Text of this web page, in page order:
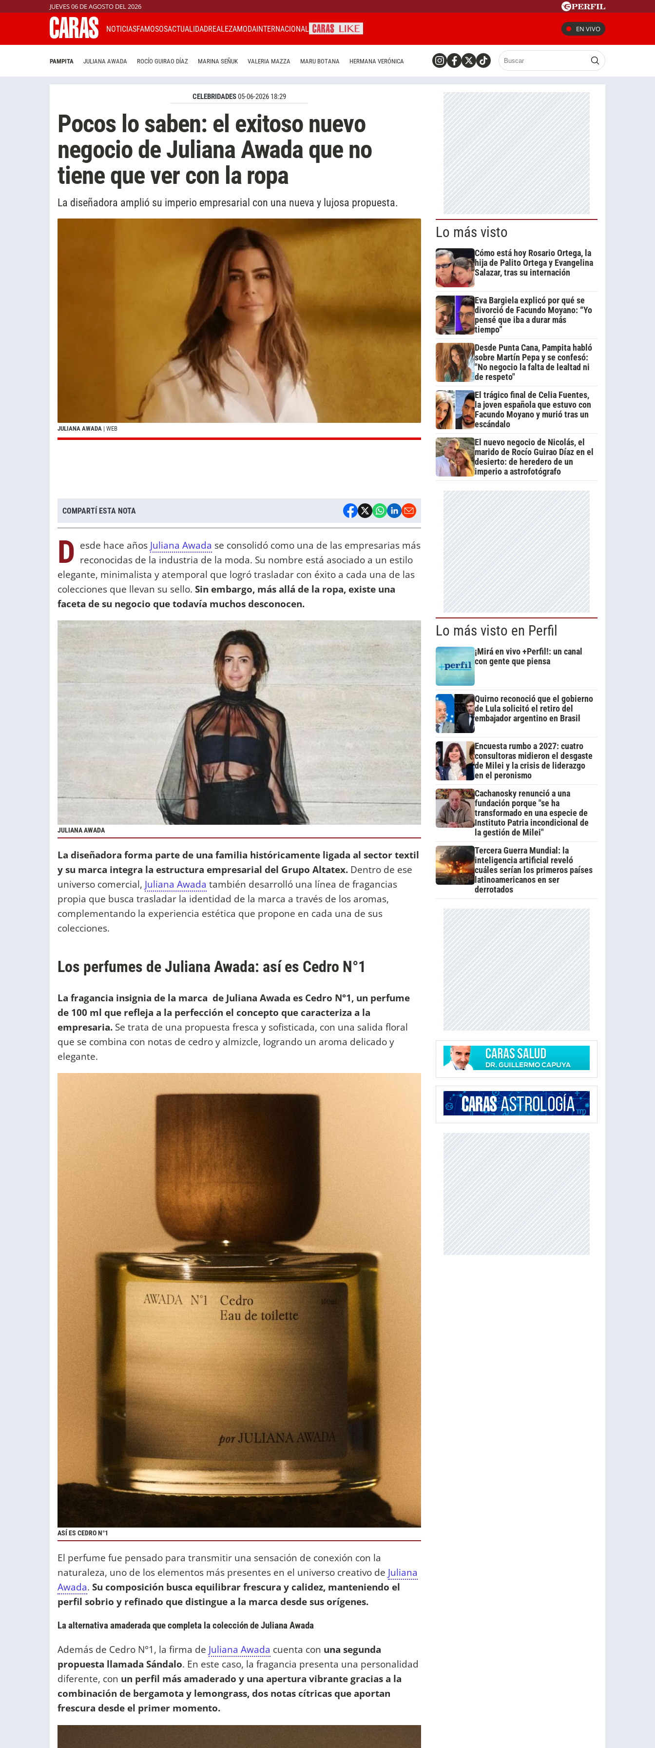
JUEVES 06 DE AGOSTO DEL 2026
NOTICIASFAMOSOSACTUALIDADREALEZAMODAINTERNACIONAL EN VIVO
PAMPITA JULIANA AWADA ROCÍO GUIRAO DÍAZ MARINA SEÑUK VALERIA MAZZA MARU BOTANA HERMANA VERÓNICA
CELEBRIDADES05-06-2026 18:29
Pocos lo saben: el exitoso nuevo
negocio de Juliana Awada que no
tiene que ver con la ropa
La diseñadora amplió su imperio empresarial con una nueva y lujosa propuesta.
JULIANA AWADA | WEB
COMPARTÍ ESTA NOTA
D esde hace años Juliana Awada se consolidó como una de las empresarias más
reconocidas de la industria de la moda. Su nombre está asociado a un estilo
elegante, minimalista y atemporal que logró trasladar con éxito a cada una de las
colecciones que llevan su sello. Sin embargo, más allá de la ropa, existe una
faceta de su negocio que todavía muchos desconocen.
JULIANA AWADA
La diseñadora forma parte de una familia históricamente ligada al sector textil
y su marca integra la estructura empresarial del Grupo Altatex. Dentro de ese
universo comercial, Juliana Awada también desarrolló una línea de fragancias
propia que busca trasladar la identidad de la marca a través de los aromas,
complementando la experiencia estética que propone en cada una de sus
colecciones.
Los perfumes de Juliana Awada: así es Cedro N°1
La fragancia insignia de la marca de Juliana Awada es Cedro N°1, un perfume
de 100 ml que refleja a la perfección el concepto que caracteriza a la
empresaria. Se trata de una propuesta fresca y sofisticada, con una salida floral
que se combina con notas de cedro y almizcle, logrando un aroma delicado y
elegante.
ASÍ ES CEDRO N°1
El perfume fue pensado para transmitir una sensación de conexión con la
naturaleza, uno de los elementos más presentes en el universo creativo de Juliana
Awada. Su composición busca equilibrar frescura y calidez, manteniendo el
perfil sobrio y refinado que distingue a la marca desde sus orígenes.
La alternativa amaderada que completa la colección de Juliana Awada
Además de Cedro N°1, la firma de Juliana Awada cuenta con una segunda
propuesta llamada Sándalo. En este caso, la fragancia presenta una personalidad
diferente, con un perfil más amaderado y una apertura vibrante gracias a la
combinación de bergamota y lemongrass, dos notas cítricas que aportan
frescura desde el primer momento.
Lo más visto
Cómo está hoy Rosario Ortega, la
hija de Palito Ortega y Evangelina
Salazar, tras su internación
Eva Bargiela explicó por qué se
divorció de Facundo Moyano: “Yo
pensé que iba a durar más
tiempo”
Desde Punta Cana, Pampita habló
sobre Martín Pepa y se confesó:
"No negocio la falta de lealtad ni
de respeto"
El trágico final de Celia Fuentes,
la joven española que estuvo con
Facundo Moyano y murió tras un
escándalo
El nuevo negocio de Nicolás, el
marido de Rocío Guirao Díaz en el
desierto: de heredero de un
imperio a astrofotógrafo
Lo más visto en Perfil
¡Mirá en vivo +Perfil!: un canal
con gente que piensa
Quirno reconoció que el gobierno
de Lula solicitó el retiro del
embajador argentino en Brasil
Encuesta rumbo a 2027: cuatro
consultoras midieron el desgaste
de Milei y la crisis de liderazgo
en el peronismo
Cachanosky renunció a una
fundación porque "se ha
transformado en una especie de
Instituto Patria incondicional de
la gestión de Milei"
Tercera Guerra Mundial: la
inteligencia artificial reveló
cuáles serían los primeros países
latinoamericanos en ser
derrotados